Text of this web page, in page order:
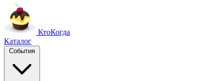
КтоКогда
Каталог
События